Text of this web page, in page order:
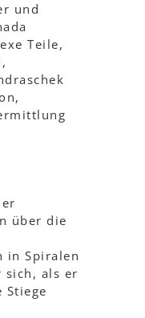
und
Teile,
über die
in Spiralen
sich, als er
Stiege